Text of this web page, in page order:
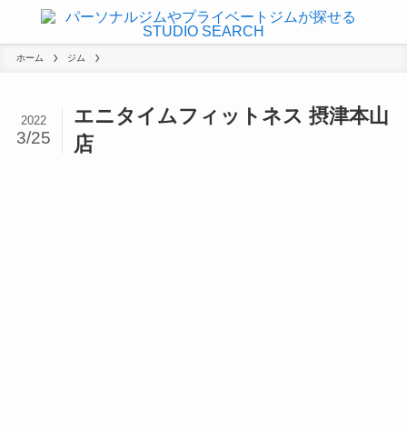
ホーム ジム
エニタイムフィットネス 摂津本山
店
2022
3/25